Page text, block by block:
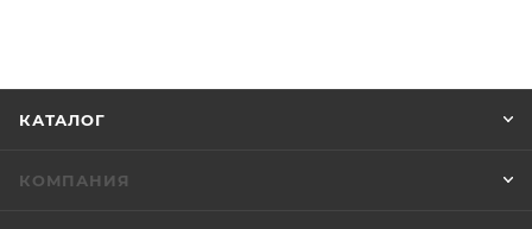
КАТАЛОГ
КОМПАНИЯ